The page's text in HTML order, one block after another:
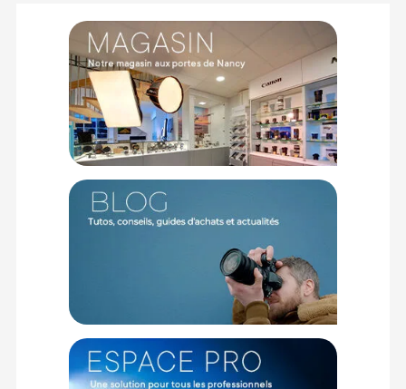
1 X SanDisk Adaptateur
Offre valable jusqu'au 07-08-2026 inclus.
Code EAN SanDisk Carte MicroSDXC UHS-I 4K " Outdoors " +
adaptateur 256 Go - Micro SD/SDHC/SDXC - Achat et Prix :
619659207618
Garantie 2 ans
(1) Offre valable jusqu'au 31 Décembre 2030 à partir de 49 euros
d'achat, sur la base d'une expédition Chronopost 24H vers un point
relais situé en France continentale uniquement, valable uniquement
(2) Nombre de points Fidélité estimés, hors remises au panier, basé
sur le prix TTC en €, les points seront effectivement calculés dans le